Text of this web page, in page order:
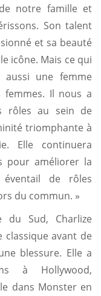
notre famille et
Son talent
et sa beauté
icône. Mais ce qui
aussi une femme
Il nous a
rôles au sein de
triomphante à
Elle continuera
pour améliorer la
éventail de rôles
du commun. »
du Sud, Charlize
classique avant de
blessure. Elle a
à Hollywood,
dans Monster en